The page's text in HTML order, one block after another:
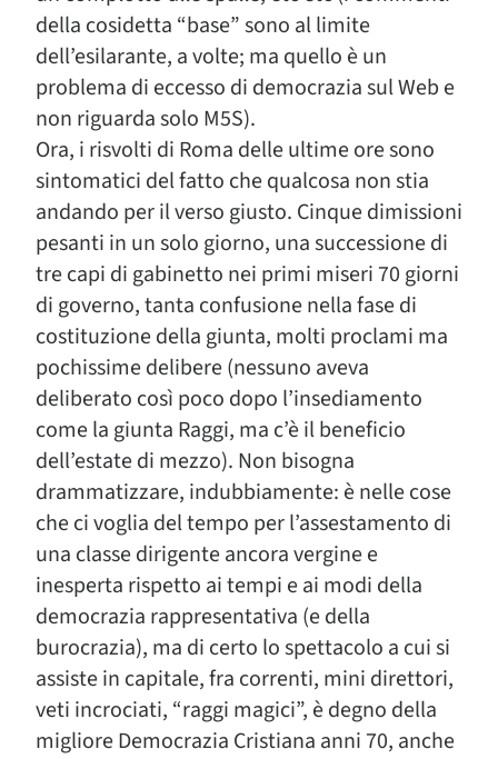
della cosidetta “base” sono al limite
dell’esilarante, a volte; ma quello è un
problema di eccesso di democrazia sul Web e
non riguarda solo M5S).
Ora, i risvolti di Roma delle ultime ore sono
sintomatici del fatto che qualcosa non stia
andando per il verso giusto. Cinque dimissioni
pesanti in un solo giorno, una successione di
tre capi di gabinetto nei primi miseri 70 giorni
di governo, tanta confusione nella fase di
costituzione della giunta, molti proclami ma
pochissime delibere (nessuno aveva
deliberato così poco dopo l’insediamento
come la giunta Raggi, ma c’è il beneficio
dell’estate di mezzo). Non bisogna
drammatizzare, indubbiamente: è nelle cose
che ci voglia del tempo per l’assestamento di
una classe dirigente ancora vergine e
inesperta rispetto ai tempi e ai modi della
democrazia rappresentativa (e della
burocrazia), ma di certo lo spettacolo a cui si
assiste in capitale, fra correnti, mini direttori,
veti incrociati, “raggi magici”, è degno della
migliore Democrazia Cristiana anni 70, anche